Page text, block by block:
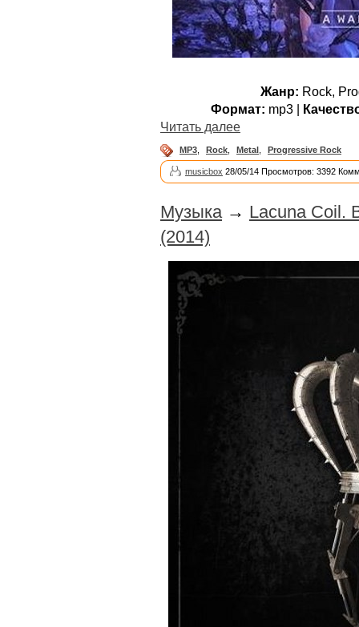
Жанр: Rock,
Формат: mp3 |
Читать далее
MP3 Rock Metal Progressive Rock
musicbox 28/05/14 Просмотров: 3392
Музыка → Lacuna Coil.
(2014)